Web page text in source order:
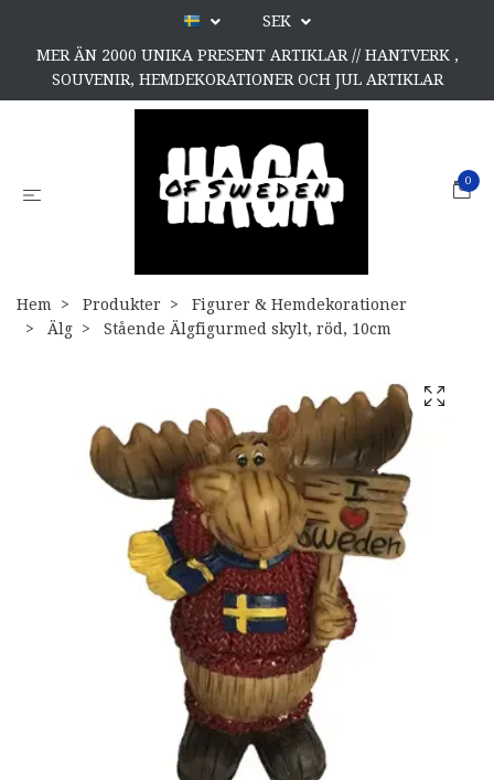
SEK
MER ÄN 2000 UNIKA PRESENT ARTIKLAR // HANTVERK ,
SOUVENIR, HEMDEKORATIONER OCH JUL ARTIKLAR
0
Hem Produkter
Figurer & Hemdekorationer
Älg
Stående Älgfigurmed skylt, röd, 10cm